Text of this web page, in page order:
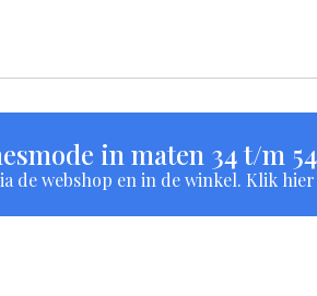
in maten 34 t/m
de webshop en in de winkel. Klik